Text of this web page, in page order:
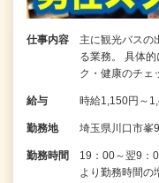
仕事内容
主に観光バスの
る業務。 具体
ク・健康のチェ
給与 時給1,150円～
勤務地 埼玉県川口市峯
勤務時間
19：00～翌9：
より勤務時間の